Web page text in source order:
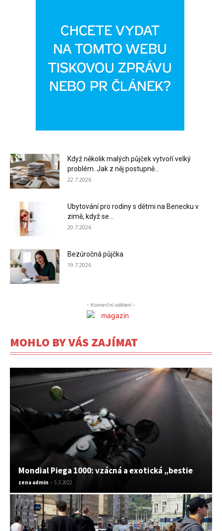
Když několik malých půjček vytvoří velký
problém. Jak z něj postupně...
22.7.2026
Ubytování pro rodiny s dětmi na Benecku v
zimě, když se...
20.7.2026
Bezúročná půjčka
19.7.2026
- Komerční sdělení -
MOHLO BY VÁS ZAJÍMAT
Mondial Piega 1000: vzácná a exotická „bestie
zena admin - 5.3.2022